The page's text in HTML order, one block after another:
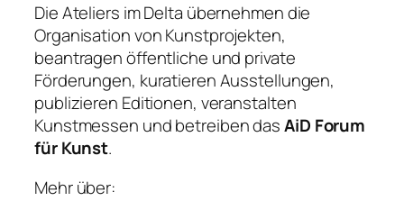
Die Ateliers im Delta übernehmen die
Organisation von Kunstprojekten,
beantragen öffentliche und private
Förderungen, kuratieren Ausstellungen,
publizieren Editionen, veranstalten
Kunstmessen und betreiben dasAiD Forum
für Kunst.
Mehr über: